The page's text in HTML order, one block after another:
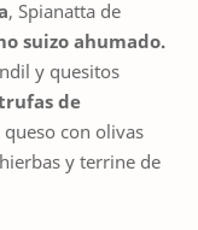
, Spianatta de
suizo ahumado.
y quesitos
de
con olivas
y terrine de